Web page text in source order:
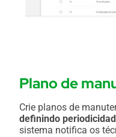
Plano de
Crie planos de
definindo
sistema notifica os